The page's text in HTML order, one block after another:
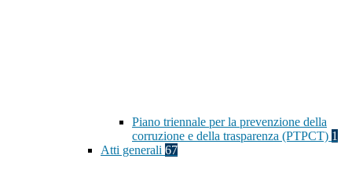
Piano triennale per la prevenzione della
corruzione e della trasparenza (PTPCT) 1
Atti generali 67